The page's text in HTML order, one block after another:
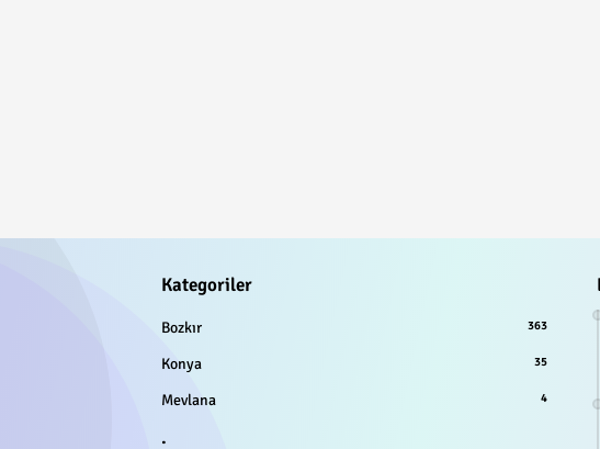
Kategoriler
Bozkır 363
Konya 35
Mevlana 4
.